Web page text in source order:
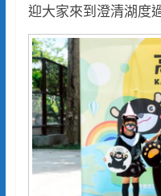
迎大家來到澄清湖度